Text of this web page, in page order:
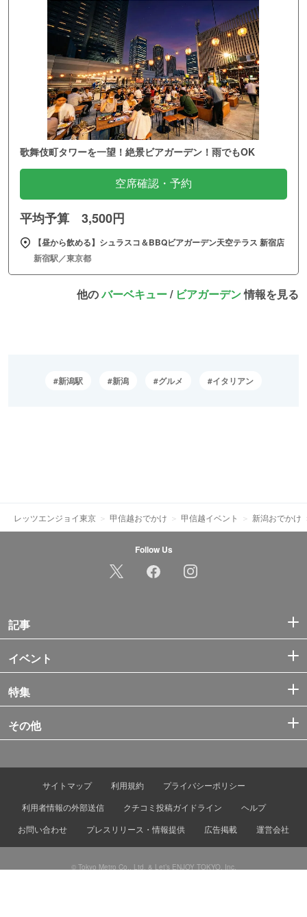
歌舞伎町タワーを一望！絶景ビアガーデン！雨でもOK
空席確認・予約
平均予算 3,500円
【昼から飲める】シュラスコ＆BBQビアガーデン天空テラス 新宿店
新宿駅／東京都
他のバーベキュー/ ビアガーデン情報を見る
新潟駅 新潟 グルメ イタリアン
レッツエンジョイ東京 甲信越おでかけ 甲信越イベント 新潟おでかけ
Follow Us
記事
イベント
特集
その他
サイトマップ 利用規約
プライバシーポリシー
利用者情報の外部送信
クチコミ投稿ガイドライン
ヘルプ
お問い合わせ
プレスリリース・情報提供 広告掲載 運営会社
© Tokyo Metro Co., Ltd. & Let’s ENJOY TOKYO, Inc.